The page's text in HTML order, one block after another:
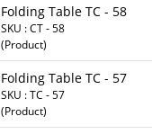
Folding Table TC - 58
SKU : CT - 58
(Product)
Folding Table TC - 57
SKU : TC - 57
(Product)